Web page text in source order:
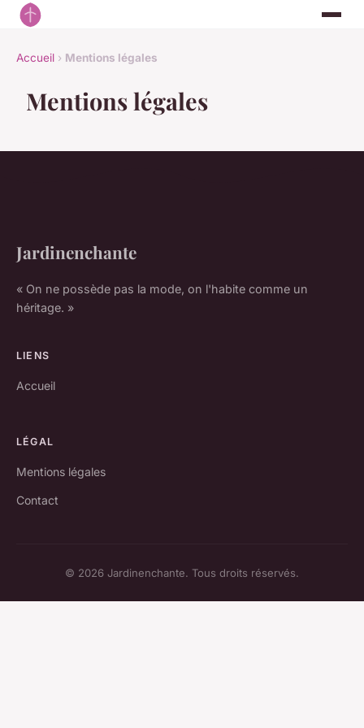
Accueil › Mentions légales
Mentions légales
Jardinenchante
« On ne possède pas la mode, on l'habite comme un
héritage. »
LIENS
Accueil
LÉGAL
Mentions légales
Contact
© 2026 Jardinenchante. Tous droits réservés.